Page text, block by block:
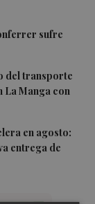
sufre
del transporte
La Manga con
en agosto:
entrega de